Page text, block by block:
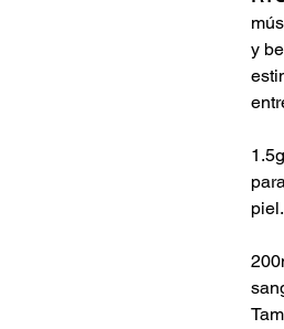
y
piel.